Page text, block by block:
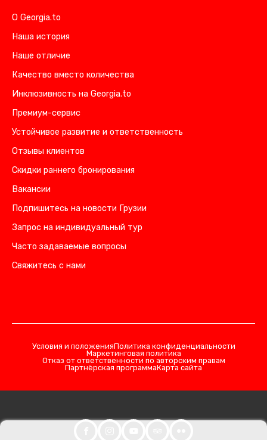
О Georgia.to
Наша история
Наше отличие
Качество вместо количества
Инклюзивность на Georgia.to
Премиум-сервис
Устойчивое развитие и ответственность
Отзывы клиентов
Скидки раннего бронирования
Вакансии
Подпишитесь на новости Грузии
Запрос на индивидуальный тур
Часто задаваемые вопросы
Свяжитесь с нами
Условия и положенияПолитика конфиденциальности
Маркетинговая политика
Отказ от ответственности по авторским правам
Партнёрская программаКарта сайта